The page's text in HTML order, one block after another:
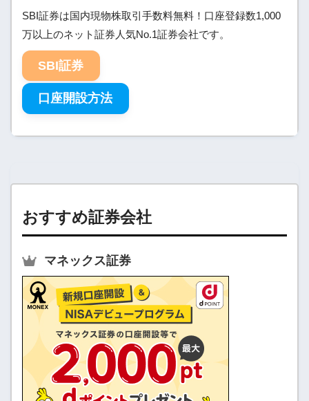
SBI証券は国内現物株取引手数料無料！口座登録数1,000
万以上のネット証券人気No.1証券会社です。
SBI証券
口座開設方法
おすすめ証券会社
マネックス証券